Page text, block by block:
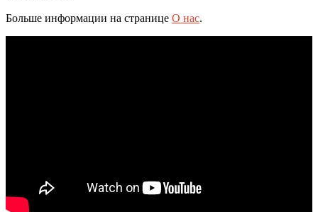
Больше информации на странице О нас.